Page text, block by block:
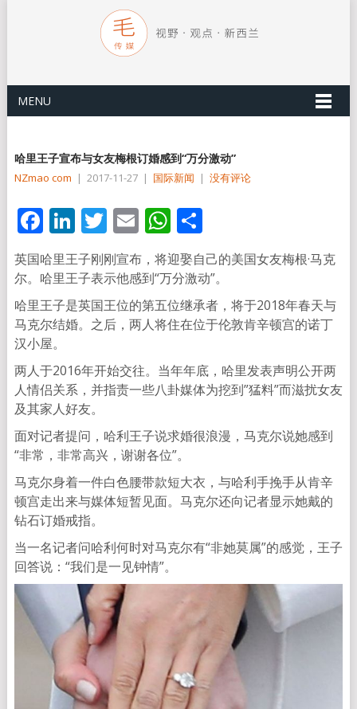
MENU
哈里王子宣布与女友梅根订婚感到“万分激动”
NZmao com | 2017-11-27 | 国际新闻 | 没有评论
Facebook
LinkedIn
Twitter
EmailWhatsApp
分
享
英国哈里王子刚刚宣布，将迎娶自己的美国女友梅根·马克
尔。哈里王子表示他感到“万分激动”。
哈里王子是英国王位的第五位继承者，将于2018年春天与
马克尔结婚。之后，两人将住在位于伦敦肯辛顿宫的诺丁
汉小屋。
两人于2016年开始交往。当年年底，哈里发表声明公开两
人情侣关系，并指责一些八卦媒体为挖到”猛料”而滋扰女友
及其家人好友。
面对记者提问，哈利王子说求婚很浪漫，马克尔说她感到
“非常，非常高兴，谢谢各位”。
马克尔身着一件白色腰带款短大衣，与哈利手挽手从肯辛
顿宫走出来与媒体短暂见面。马克尔还向记者显示她戴的
钻石订婚戒指。
当一名记者问哈利何时对马克尔有“非她莫属”的感觉，王子
回答说：“我们是一见钟情”。